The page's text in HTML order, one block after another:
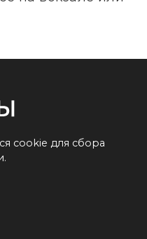
cookie для сбора